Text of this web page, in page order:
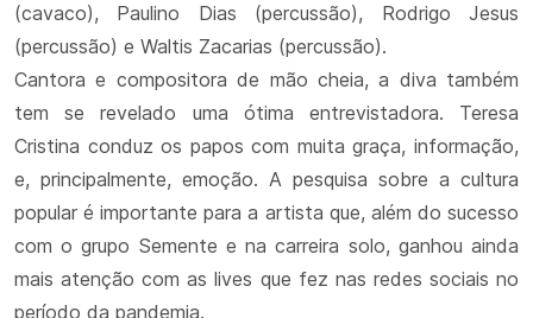
(cavaco), Paulino Dias (percussão), Rodrigo Jesus
(percussão) e Waltis Zacarias (percussão).
Cantora e compositora de mão cheia, a diva também
tem se revelado uma ótima entrevistadora. Teresa
Cristina conduz os papos com muita graça, informação,
e, principalmente, emoção. A pesquisa sobre a cultura
popular é importante para a artista que, além do sucesso
com o grupo Semente e na carreira solo, ganhou ainda
mais atenção com as lives que fez nas redes sociais no
período da pandemia.